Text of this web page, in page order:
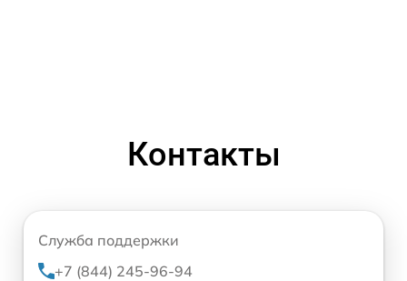
Контакты
Служба поддержки
+7 (844) 245-96-94